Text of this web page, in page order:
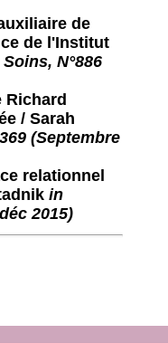
de
de l'Institut
N°886
Richard
/ Sarah
(Septembre
relationnel
in
2015)